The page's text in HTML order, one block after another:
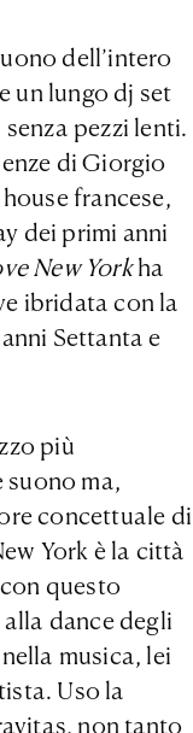
dell’intero
un lungo dj set
pezzi lenti.
di Giorgio
francese,
dei primi anni
New Yorkha
ibridata con la
Settanta e
più
suono ma,
concettuale di
York è la città
questo
dance degli
musica, lei
Uso la
non tanto